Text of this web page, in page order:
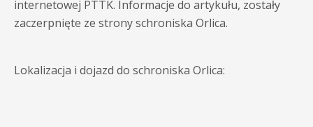
internetowej PTTK. Informacje do artykułu, zostały
zaczerpnięte ze strony schroniska Orlica.
Lokalizacja i dojazd do schroniska Orlica: